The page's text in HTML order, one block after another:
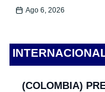
Ago 6, 2026
(COLOMBIA)